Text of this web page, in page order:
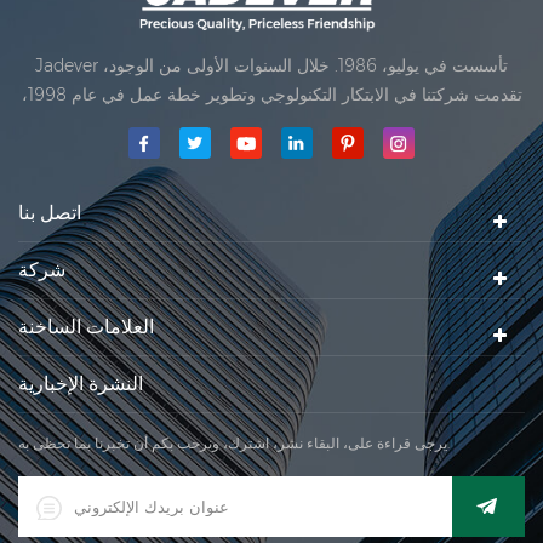
Jadever تأسست في يوليو، 1986. خلال السنوات الأولى من الوجود،
تقدمت شركتنا في الابتكار التكنولوجي وتطوير خطة عمل في عام 1998،
حققت شركتنا هدف الجودة الرئيسية، متى تلقت أول منتجاتنا موافقة من
مقياس المحدودةكان تأسيس تقع من
اتصل بنا
شركة
العلامات الساخنة
النشرة الإخبارية
يرجى قراءة على، البقاء نشر، اشترك، ونرحب بكم أن تخبرنا بما تحظى به.